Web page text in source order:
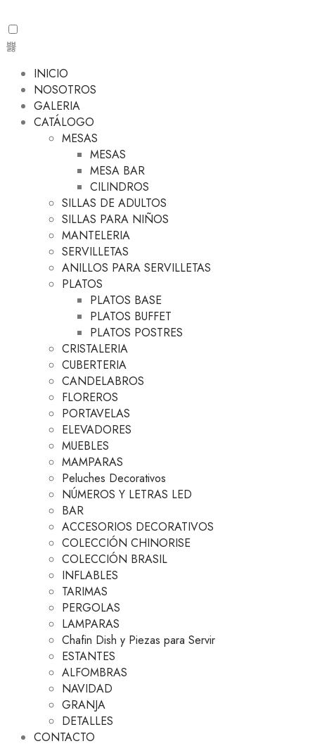
INICIO
NOSOTROS
GALERIA
CATÁLOGO
MESAS
MESAS
MESA BAR
CILINDROS
SILLAS DE ADULTOS
SILLAS PARA NIÑOS
MANTELERIA
SERVILLETAS
ANILLOS PARA SERVILLETAS
PLATOS
PLATOS BASE
PLATOS BUFFET
PLATOS POSTRES
CRISTALERIA
CUBERTERIA
CANDELABROS
FLOREROS
PORTAVELAS
ELEVADORES
MUEBLES
MAMPARAS
Peluches Decorativos
NÚMEROS Y LETRAS LED
BAR
ACCESORIOS DECORATIVOS
COLECCIÓN CHINORISE
COLECCIÓN BRASIL
INFLABLES
TARIMAS
PERGOLAS
LAMPARAS
Chafin Dish y Piezas para Servir
ESTANTES
ALFOMBRAS
NAVIDAD
GRANJA
DETALLES
CONTACTO